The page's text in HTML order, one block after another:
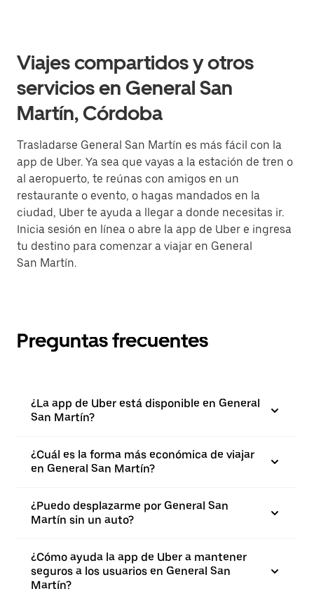
Viajes compartidos y otros
servicios en General San
Martín, Córdoba
Trasladarse General San Martín es más fácil con la
app de Uber. Ya sea que vayas a la estación de tren o
al aeropuerto, te reúnas con amigos en un
restaurante o evento, o hagas mandados en la
ciudad, Uber te ayuda a llegar a donde necesitas ir.
Inicia sesión en línea o abre la app de Uber e ingresa
tu destino para comenzar a viajar en General
San Martín.
Preguntas frecuentes
¿La app de Uber está disponible en General
San Martín?
¿Cuál es la forma más económica de viajar
en General San Martín?
¿Puedo desplazarme por General San
Martín sin un auto?
¿Cómo ayuda la app de Uber a mantener
seguros a los usuarios en General San
Martín?